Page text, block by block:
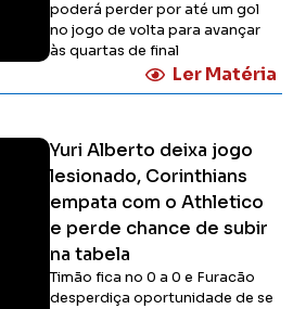
poderá perder por até um gol
no jogo de volta para avançar
às quartas de final
Ler Matéria
Yuri Alberto deixa jogo
lesionado, Corinthians
empata com o Athletico
e perde chance de subir
na tabela
Timão fica no 0 a 0 e Furacão
desperdiça oportunidade de se